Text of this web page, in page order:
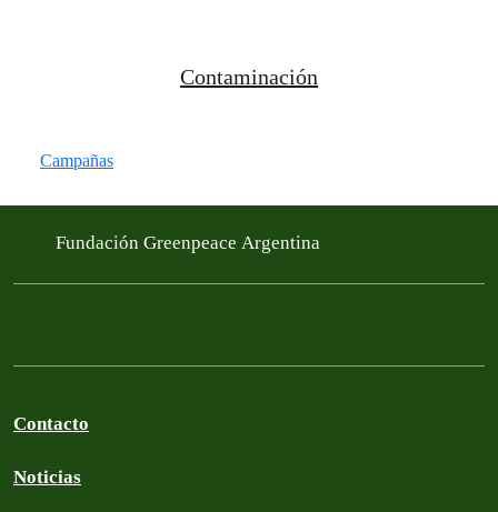
Contaminación
Campañas
Fundación Greenpeace Argentina
Contacto
Noticias